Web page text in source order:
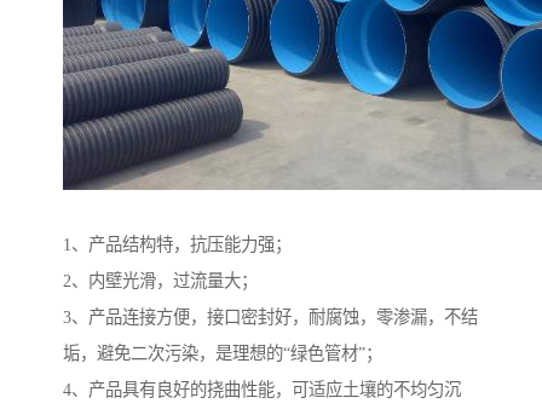
1、产品结构特，抗压能力强；
2、内壁光滑，过流量大；
3、产品连接方便，接口密封好，耐腐蚀，零渗漏，不结
垢，避免二次污染，是理想的“绿色管材”；
4、产品具有良好的挠曲性能，可适应土壤的不均匀沉